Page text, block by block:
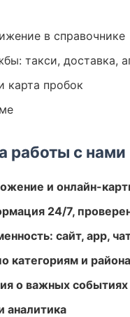
в справочнике
такси, доставка,
карта пробок
работы с нами
и онлайн-
24/7,
сайт, app,
категориям и
о важных событиях
аналитика